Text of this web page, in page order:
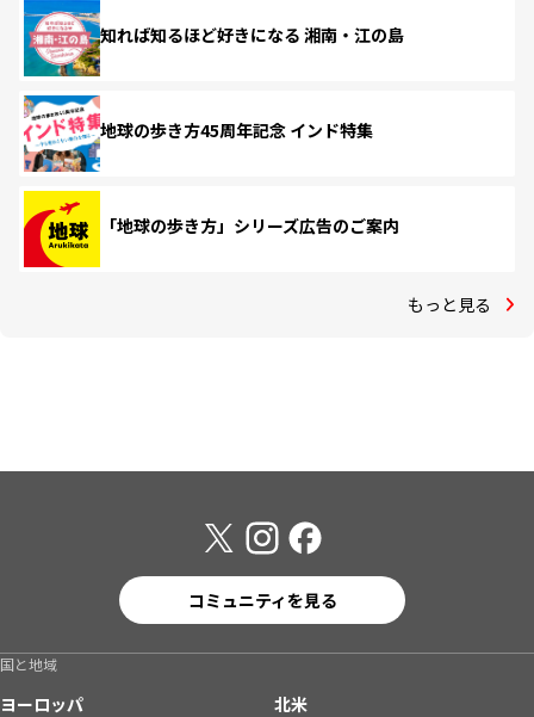
知れば知るほど好きになる 湘南・江の島
地球の歩き方45周年記念 インド特集
「地球の歩き方」シリーズ広告のご案内
もっと見る
コミュニティを見る
国と地域
ヨーロッパ
北米